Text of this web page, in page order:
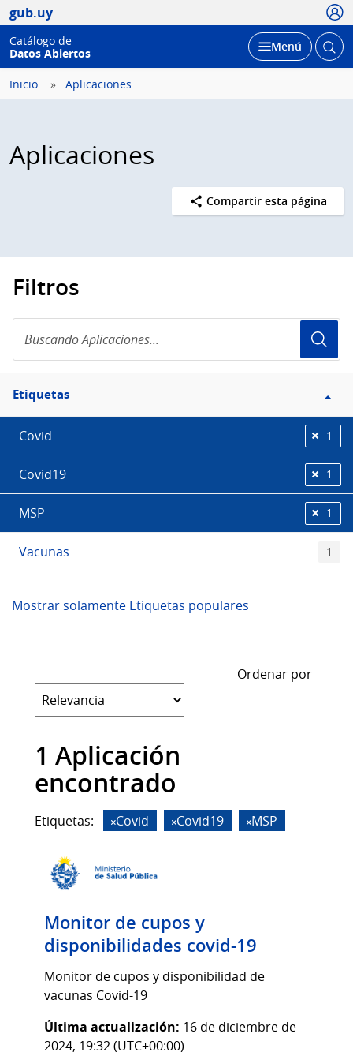
gub.uy
Catálogo de
Datos Abiertos
Desplegar
Menú Abrir
Inicio Aplicaciones
Aplicaciones
Compartir esta página
Filtros
Aplicaciones...
Filtro
Etiquetas
Etiquetas
Covid 1
Covid19 1
MSP 1
Vacunas 1
Mostrar solamente Etiquetas populares
Ordenar por
1 Aplicación
encontrado
Etiquetas: Covid Covid19 MSP
Monitor de cupos y
disponibilidades covid-19
Monitor de cupos y disponibilidad de
vacunas Covid-19
Última actualización: 16 de diciembre de
2024, 19:32 (UTC+00:00)